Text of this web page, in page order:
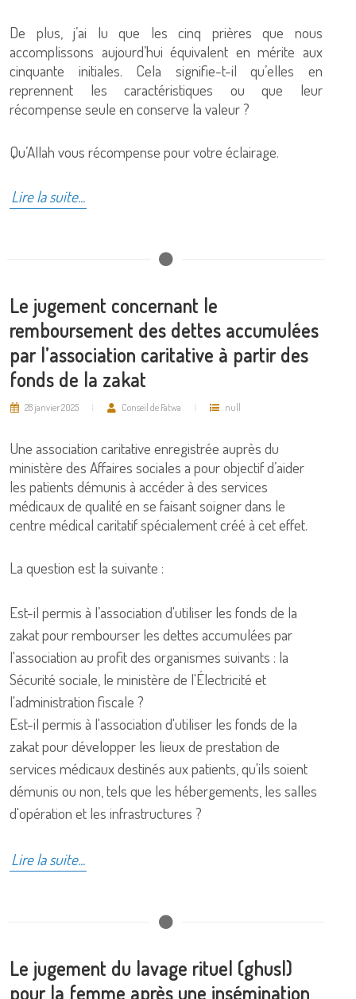
De plus, j’ai lu que les cinq prières que nous
accomplissons aujourd’hui équivalent en mérite aux
cinquante initiales. Cela signifie-t-il qu’elles en
reprennent les caractéristiques ou que leur
récompense seule en conserve la valeur ?
Qu’Allah vous récompense pour votre éclairage.
Lire la suite...
Le jugement concernant le
remboursement des dettes accumulées
par l’association caritative à partir des
fonds de la zakat
28 janvier 2025 Conseil de Fatwa null
Une association caritative enregistrée auprès du
ministère des Affaires sociales a pour objectif d’aider
les patients démunis à accéder à des services
médicaux de qualité en se faisant soigner dans le
centre médical caritatif spécialement créé à cet effet.
La question est la suivante :
Est-il permis à l’association d'utiliser les fonds de la
zakat pour rembourser les dettes accumulées par
l'association au profit des organismes suivants : la
Sécurité sociale, le ministère de l'Électricité et
l'administration fiscale ?
Est-il permis à l'association d'utiliser les fonds de la
zakat pour développer les lieux de prestation de
services médicaux destinés aux patients, qu'ils soient
démunis ou non, tels que les hébergements, les salles
d'opération et les infrastructures ?
Lire la suite...
Le jugement du lavage rituel (ghusl)
pour la femme après une insémination